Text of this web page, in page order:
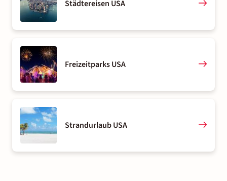
Städtereisen USA
Freizeitparks USA
Strandurlaub USA